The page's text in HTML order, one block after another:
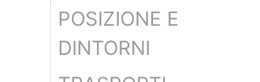
POSIZIONE E
DINTORNI